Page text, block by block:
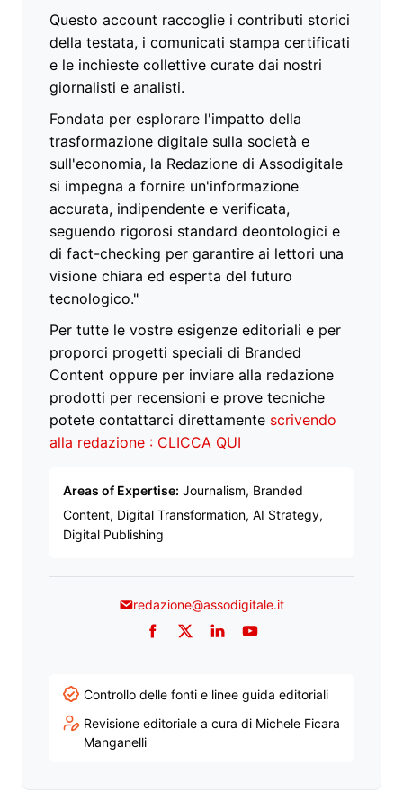
Questo account raccoglie i contributi storici
della testata, i comunicati stampa certificati
e le inchieste collettive curate dai nostri
giornalisti e analisti.
Fondata per esplorare l'impatto della
trasformazione digitale sulla società e
sull'economia, la Redazione di Assodigitale
si impegna a fornire un'informazione
accurata, indipendente e verificata,
seguendo rigorosi standard deontologici e
di fact-checking per garantire ai lettori una
visione chiara ed esperta del futuro
tecnologico."
Per tutte le vostre esigenze editoriali e per
proporci progetti speciali di Branded
Content oppure per inviare alla redazione
prodotti per recensioni e prove tecniche
potete contattarci direttamente scrivendo
alla redazione : CLICCA QUI
Areas of Expertise: Journalism, Branded
Content, Digital Transformation, AI Strategy,
Digital Publishing
redazione@assodigitale.it
Facebook
TwitterLinkedInYouTube
Controllo delle fonti e linee guida editoriali
Revisione editoriale a cura di Michele Ficara
Manganelli